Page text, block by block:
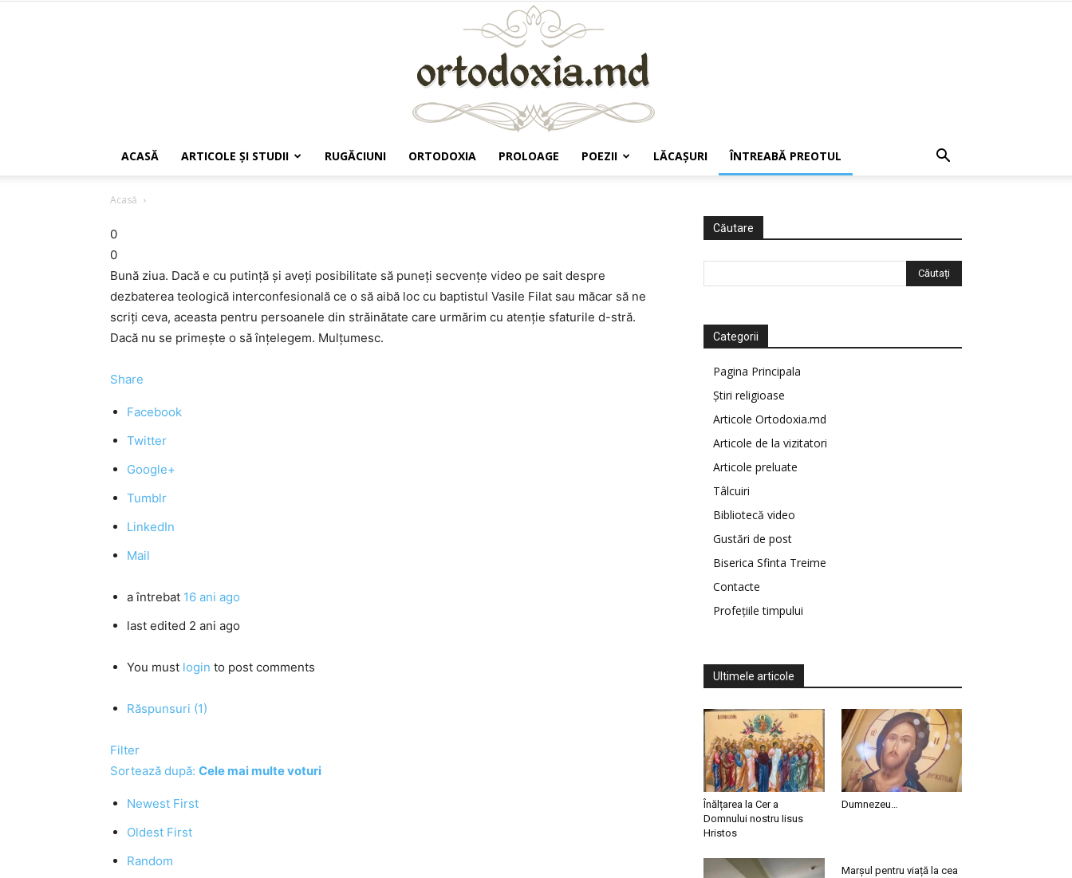
ACASĂ ARTICOLE ŞI STUDII RUGĂCIUNI ORTODOXIA PROLOAGE POEZII LĂCAŞURI ÎNTREABĂ PREOTUL
Acasă
0
0
Bună ziua. Dacă e cu putinţă şi aveţi posibilitate să puneţi secvențe video pe sait despre
dezbaterea teologică interconfesională ce o să aibă loc cu baptistul Vasile Filat sau măcar să ne
scriţi ceva, aceasta pentru persoanele din străinătate care urmărim cu atenţie sfaturile d-stră.
Dacă nu se primeşte o să înţelegem. Mulţumesc.
Share
Facebook
Twitter
Google+
Tumblr
LinkedIn
Mail
a întrebat 16 ani ago
last edited 2 ani ago
You must login to post comments
Răspunsuri (1)
Filter
Sortează după: Cele mai multe voturi
Newest First
Oldest First
Random
Căutare
Categorii
Pagina Principala
Știri religioase
Articole Ortodoxia.md
Articole de la vizitatori
Articole preluate
Tâlcuiri
Bibliotecă video
Gustări de post
Biserica Sfinta Treime
Contacte
Profețiile timpului
Ultimele articole
Înălțarea la Cer a
Domnului nostru Iisus
Hristos
Dumnezeu…
Marșul pentru viață la cea